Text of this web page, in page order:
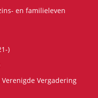
en familieleven
)
Vergadering